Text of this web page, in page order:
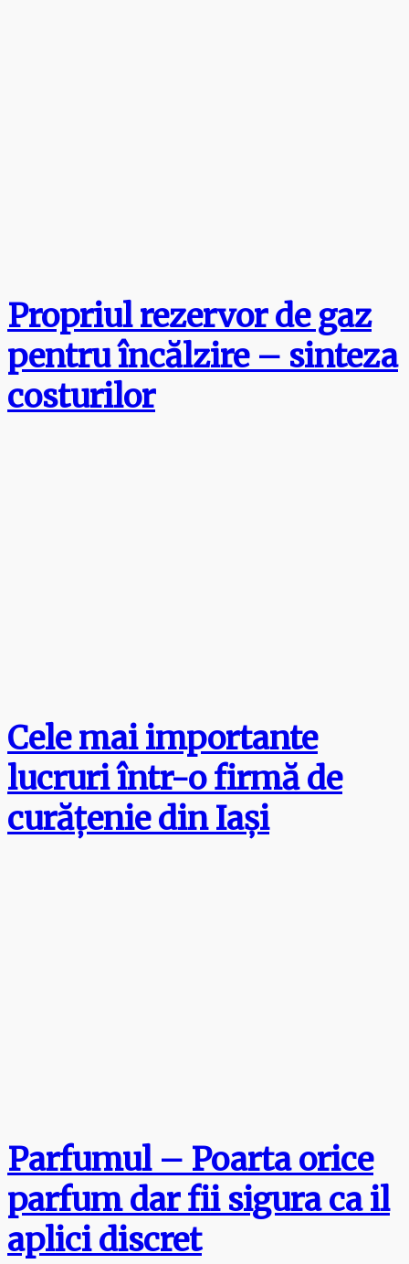
Propriul rezervor de gaz
pentru încălzire – sinteza
costurilor
Cele mai importante
lucruri într-o firmă de
curățenie din Iași
Parfumul – Poarta orice
parfum dar fii sigura ca il
aplici discret